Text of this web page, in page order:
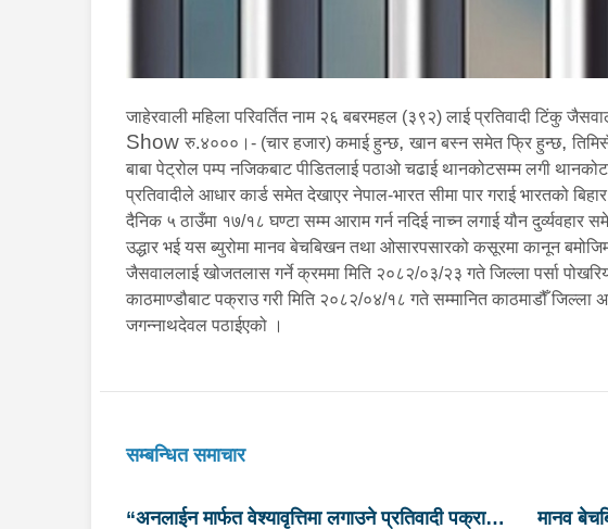
जाहेरवाली महिला परिवर्तित नाम २६ बबरमहल (३९२) लाई प्रतिवादी टिंकु
Show रु.४०००।- (चार हजार) कमाई हुन्छ, खान बस्न समेत फ्रि हुन्छ,
बाबा पेट्रोल पम्प नजिकबाट पीडितलाई पठाओ चढाई थानकोटसम्म लगी
प्रतिवादीले आधार कार्ड समेत देखाएर नेपाल-भारत सीमा पार गराई भारतको
दैनिक ५ ठाउँमा १७/१८ घण्टा सम्म आराम गर्न नदिई नाच्न लगाई यौन दुर्व्यवहार
उद्धार भई यस ब्युरोमा मानव बेचबिखन तथा ओसारपसारको कसूरमा कानून
जैसवाललाई खोजतलास गर्ने क्रममा मिति २०८२/०३/२३ गते जिल्ला पर्सा
काठमाण्डौबाट पक्राउ गरी मिति २०८२/०४/१८ गते सम्मानित काठमाडौँ
जगन्नाथदेवल पठाईएको ।
सम्बन्धित समाचार
“अनलाईन मार्फत वेश्यावृत्तिमा लगाउने प्रतिवादी पक्राउ
मानव